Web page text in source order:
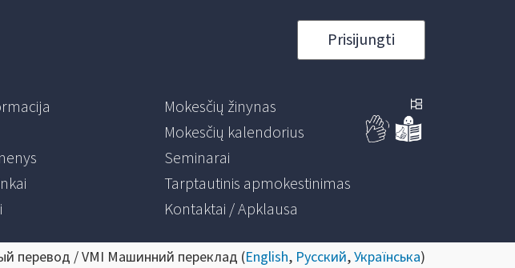
Prisijungti
Mokesčių žinynas
Mokesčių kalendorius
Seminarai
Tarptautinis apmokestinimas
Kontaktai / Apklausa
перевод / VMI Машинний переклад (English, Русский,Українська)